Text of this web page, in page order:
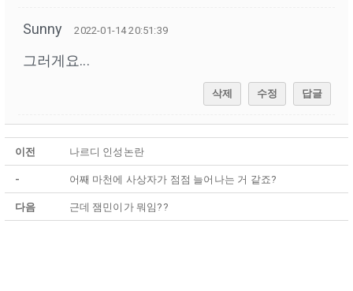
Sunny 2022-01-14 20:51:39
그러게요...
삭제 수정 답글
이전 나르디 인성논란
- 어째 마천에 사상자가 점점 늘어나는 거 같죠?
다음 근데 잼민이가 뭐임??